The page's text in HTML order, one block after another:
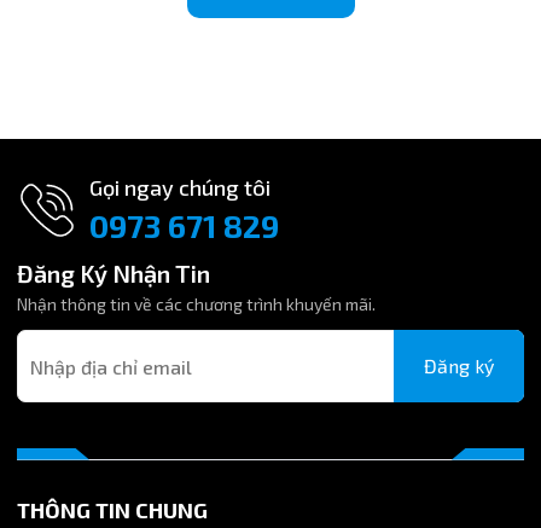
Gọi ngay chúng tôi
0973 671 829
Đăng Ký Nhận Tin
Nhận thông tin về các chương trình khuyến mãi.
Đăng ký
THÔNG TIN CHUNG